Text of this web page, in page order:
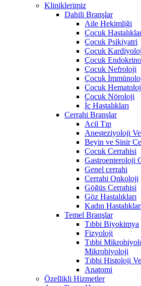
Kliniklerimiz
Dahili Branşlar
Aile Hekimliği
Çocuk
Çocuk Psikiyatri
Çocuk
Çocuk
Çocuk Nefroloji
Çocuk
Çocuk
Çocuk Nöroloji
İç Hastalıkları
Cerrahi Branşlar
Acil Tıp
Anesteziyoloji
Beyin ve Sinir
Çocuk Cerrahisi
Gastroenteroloji
Genel cerrahi
Cerrahi Onkoloji
Göğüs Cerrahisi
Göz Hastalıkları
Kadın
Temel Branşlar
Tıbbi Biyokimya
Fizyoloji
Tıbbi
Mikrobiyoloji
Tıbbi Histoloji
Anatomi
Özellikli Hizmetler